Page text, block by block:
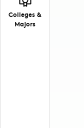
Colleges &
Majors